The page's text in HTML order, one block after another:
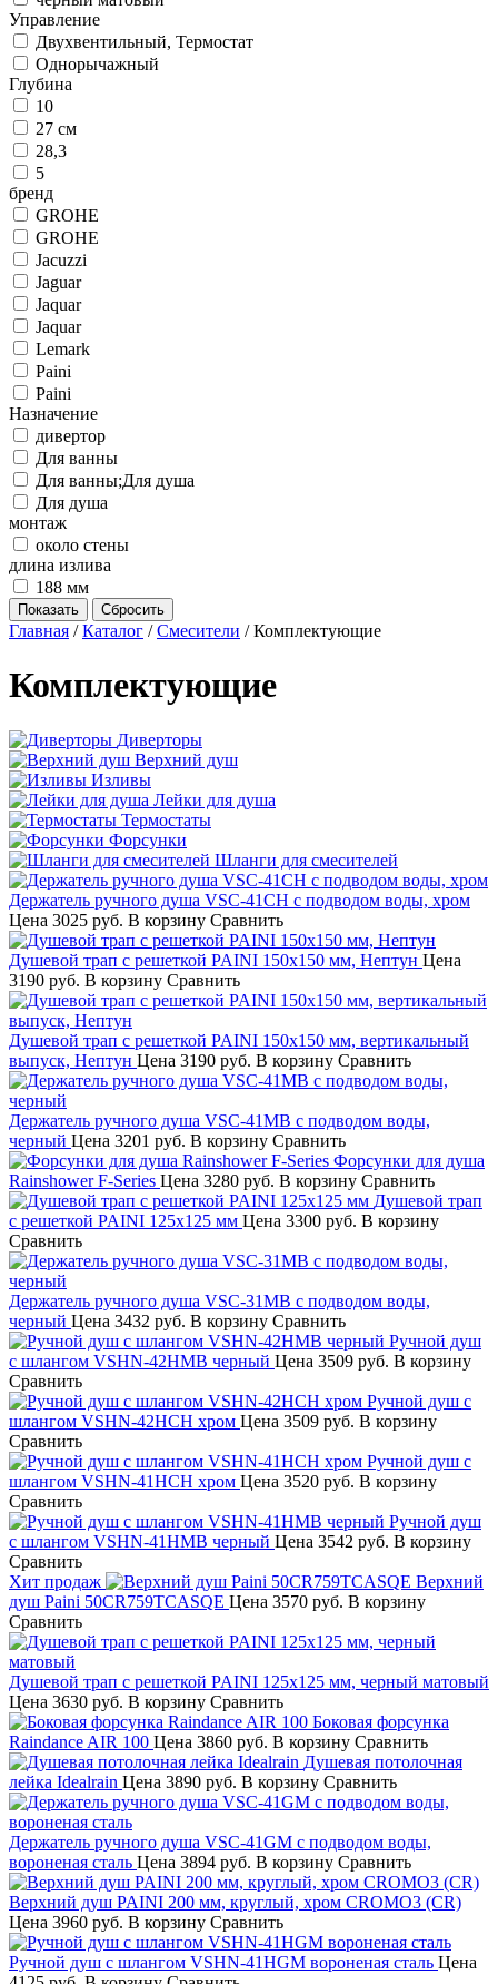
Управление
Двухвентильный, Термостат
Однорычажный
Глубина
10
27 см
28,3
5
бренд
GROHE
GROHE
Jacuzzi
Jaguar
Jaquar
Jaquar
Lemark
Paini
Paini
Назначение
дивертор
Для ванны
Для ванны;Для душа
Для душа
монтаж
около стены
длина излива
188 мм
Главная /Каталог /Смесители /Комплектующие
Комплектующие
Диверторы
Верхний душ
Изливы
Лейки для душа
Термостаты
Форсунки
Шланги для смесителей
Держатель ручного душа VSC-41CH с подводом воды, хром
Цена 3025 руб. В корзину Сравнить
Душевой трап с решеткой PAINI 150х150 мм, Нептун Цена
3190 руб. В корзину Сравнить
Душевой трап с решеткой PAINI 150х150 мм, вертикальный
выпуск, Нептун Цена 3190 руб. В корзину Сравнить
Держатель ручного душа VSC-41MB с подводом воды,
черный Цена 3201 руб. В корзину Сравнить
Форсунки для душа
Rainshower F-Series Цена 3280 руб. В корзину Сравнить
Душевой трап
с решеткой PAINI 125х125 мм Цена 3300 руб. В корзину
Сравнить
Держатель ручного душа VSC-31MB с подводом воды,
черный Цена 3432 руб. В корзину Сравнить
Ручной душ
с шлангом VSHN-42HMB черный Цена 3509 руб. В корзину
Сравнить
Ручной душ с
шлангом VSHN-42HCH хром Цена 3509 руб. В корзину
Сравнить
Ручной душ с
шлангом VSHN-41HCH хром Цена 3520 руб. В корзину
Сравнить
Ручной душ
с шлангом VSHN-41HMB черный Цена 3542 руб. В корзину
Сравнить
Хит продаж
Верхний
душ Paini 50CR759TCASQE Цена 3570 руб. В корзину
Сравнить
Душевой трап с решеткой PAINI 125х125 мм, черный матовый
Цена 3630 руб. В корзину Сравнить
Боковая форсунка
Raindance AIR 100 Цена 3860 руб. В корзину Сравнить
Душевая потолочная
лейка Idealrain Цена 3890 руб. В корзину Сравнить
Держатель ручного душа VSC-41GM с подводом воды,
вороненая сталь Цена 3894 руб. В корзину Сравнить
Верхний душ PAINI 200 мм, круглый, хром CROMO3 (CR)
Цена 3960 руб. В корзину Сравнить
Ручной душ с шлангом VSHN-41HGM вороненая сталь Цена